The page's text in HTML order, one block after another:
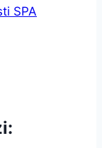
SPA